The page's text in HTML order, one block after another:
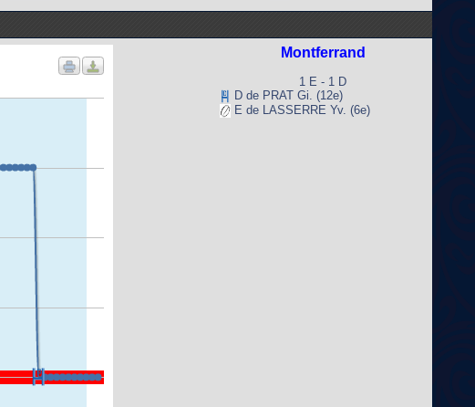
Montferrand
1 E - 1 D
D de PRAT Gi. (12e)
E de LASSERRE Yv. (6e)